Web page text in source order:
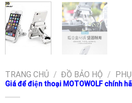
TRANG CHỦ / ĐỒ BẢO HỘ /
Giá để điện thoại MOTOWOLF chính